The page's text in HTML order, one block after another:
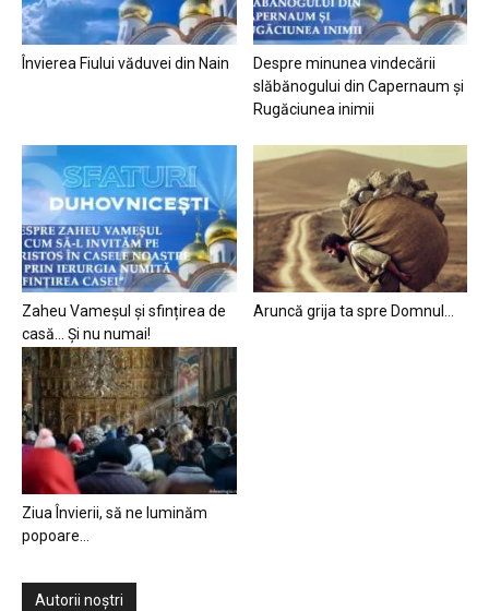
Învierea Fiului văduvei din Nain
Despre minunea vindecării
slăbănogului din Capernaum și
Rugăciunea inimii
Zaheu Vameșul și sfințirea de
casă… Și nu numai!
Aruncă grija ta spre Domnul…
Ziua Învierii, să ne luminăm
popoare…
Autorii noștri